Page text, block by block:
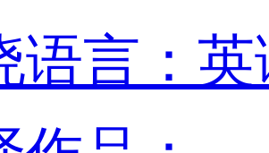
语言：英